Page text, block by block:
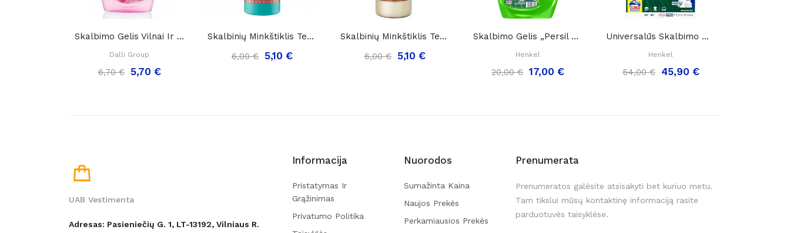
Skalbimo Gelis Vilnai Ir Šilkui "Dalli Woll And...
Dalli Group
6,70 € 5,70 €
Skalbinių Minkštiklis Tesori D'Oriente...
6,00 €
5,10 €
Skalbinių Minkštiklis Tesori D'Oriente...
6,00 €
5,10 €
Skalbimo Gelis „Persil Universal Kraft-Gel“,...
Henkel
20,00 € 17,00 €
Universalūs Skalbimo Milteliai „ Persil...
Henkel
54,00 € 45,90 €
UAB Vestimenta
Adresas: Pasieniečių G. 1, LT-13192, Vilniaus R.
Informacija
Pristatymas Ir
Grąžinimas
Privatumo Politika
Nuorodos
Sumažinta Kaina
Naujos Prekės
Perkamiausios Prekės
Prenumerata
Prenumeratos galėsite atsisakyti bet kuriuo metu.
Tam tikslui mūsų kontaktinę informaciją rasite
parduotuvės taisyklėse.